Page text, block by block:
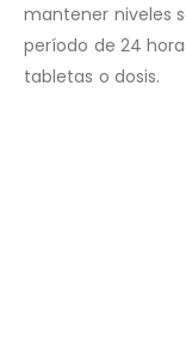
mantener niveles
período de 24
tabletas o dosis.